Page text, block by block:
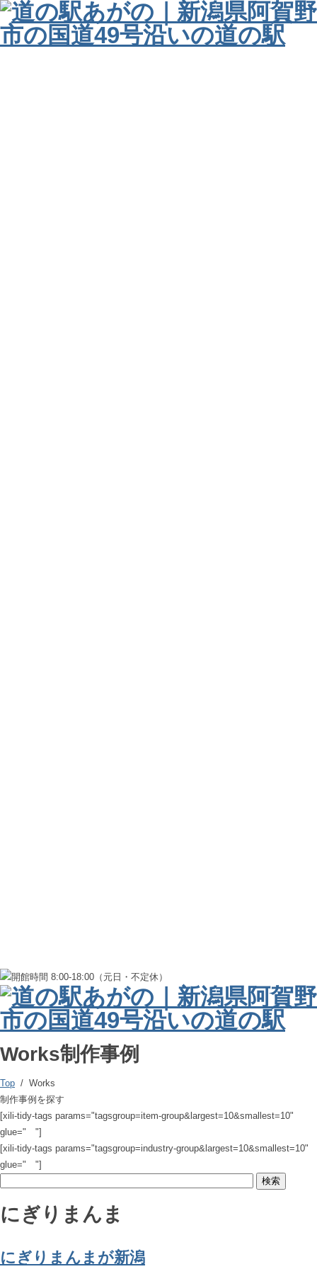
Works制作事例
Top / Works
制作事例を探す
[xili-tidy-tags params="tagsgroup=item-group&largest=10&smallest=10"
glue=" "]
[xili-tidy-tags params="tagsgroup=industry-group&largest=10&smallest=10"
glue=" "]
にぎりまんま
にぎりまんまが新潟